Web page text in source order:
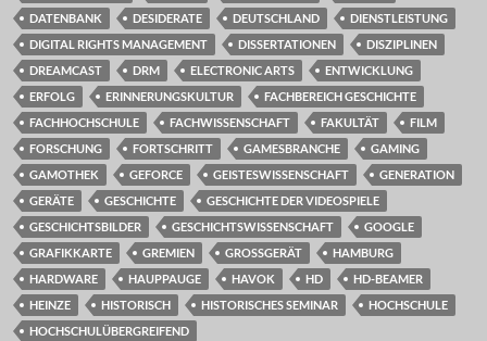
DATENBANK
DESIDERATE DEUTSCHLAND
DIENSTLEISTUNG
DIGITAL RIGHTS MANAGEMENT
DISSERTATIONEN
DISZIPLINEN
DREAMCAST
DRM ELECTRONIC ARTS
ENTWICKLUNG
ERFOLG
ERINNERUNGSKULTUR
FACHBEREICH GESCHICHTE
FACHHOCHSCHULE
FACHWISSENSCHAFT FAKULTÄT
FILM
FORSCHUNG
FORTSCHRITT GAMESBRANCHE
GAMING
GAMOTHEK
GEFORCE GEISTESWISSENSCHAFT
GENERATION
GERÄTE
GESCHICHTE
GESCHICHTE DER VIDEOSPIELE
GESCHICHTSBILDER
GESCHICHTSWISSENSCHAFT
GOOGLE
GRAFIKKARTE
GREMIEN GROSSGERÄT
HAMBURG
HARDWARE
HAUPPAUGE HAVOK HD
HD-BEAMER
HEINZE
HISTORISCH HISTORISCHES SEMINAR
HOCHSCHULE
HOCHSCHULÜBERGREIFEND